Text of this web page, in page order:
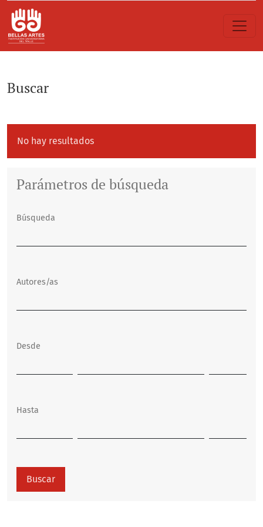
Buscar
Buscar
No hay resultados
Parámetros de búsqueda
Búsqueda
Autores/as
Desde
Hasta
Buscar